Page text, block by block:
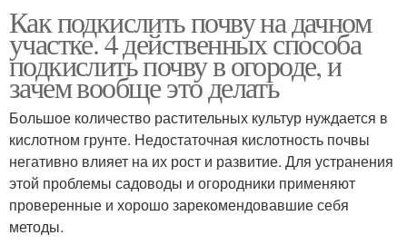
Как подкислить почву на дачном
участке. 4 действенных способа
подкислить почву в огороде, и
зачем вообще это делать
Большое количество растительных культур нуждается в
кислотном грунте. Недостаточная кислотность почвы
негативно влияет на их рост и развитие. Для устранения
этой проблемы садоводы и огородники применяют
проверенные и хорошо зарекомендовавшие себя
методы.